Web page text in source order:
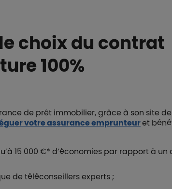
choix du contrat
100%
de prêt immobilier, grâce à son site
votre assurance emprunteuret
15 000 €* d’économies par rapport à
de téléconseillers experts ;